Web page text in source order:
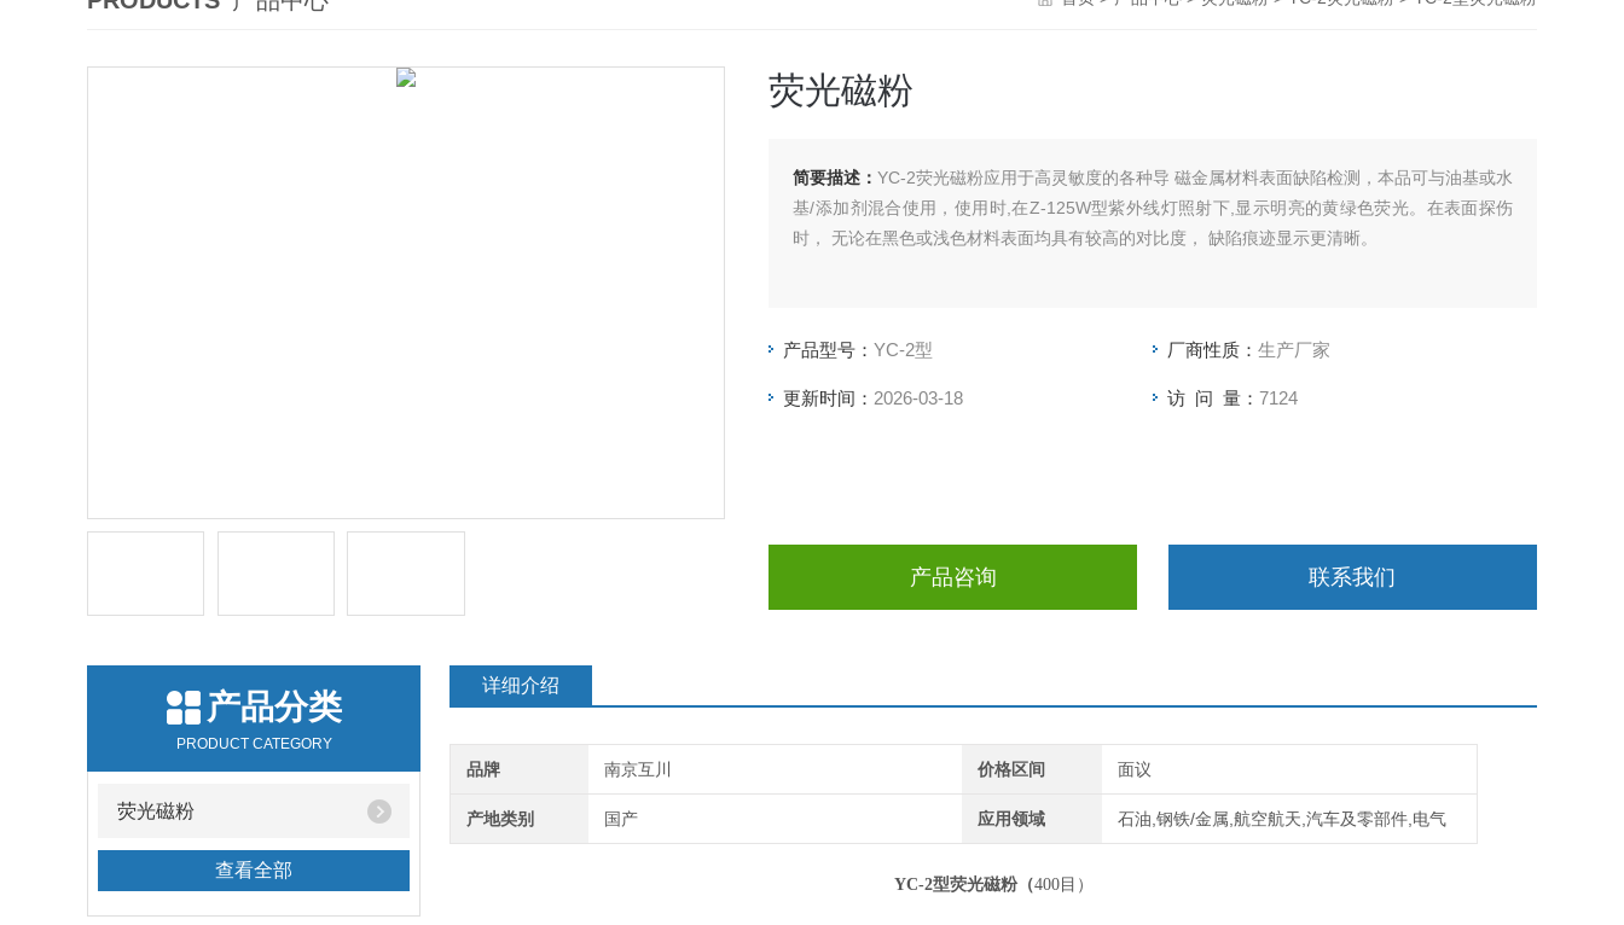
荧光磁粉
简要描述： YC-2荧光磁粉应用于高灵敏度的各种导 磁金属材料表面缺陷检测，本品可与油基或水
基/添加剂混合使用，使用时,在Z-125W型紫外线灯照射下,显示明亮的黄绿色荧光。在表面探伤
时， 无论在黑色或浅色材料表面均具有较高的对比度， 缺陷痕迹显示更清晰。
产品型号： YC-2型 厂商性质： 生产厂家
更新时间： 2026-03-18 访 问 量： 7124
产品咨询 联系我们
产品分类
PRODUCT CATEGORY
荧光磁粉
查看全部
详细介绍
品牌 南京互川 价格区间 面议
产地类别 国产 应用领域 石油,钢铁/金属,航空航天,汽车及零部件,电气
YC-2型荧光磁粉（400目）